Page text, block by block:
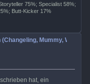
75%; Specialist 58%;
Butt-Kicker 17%
Mummy, Wrath
hat, ein